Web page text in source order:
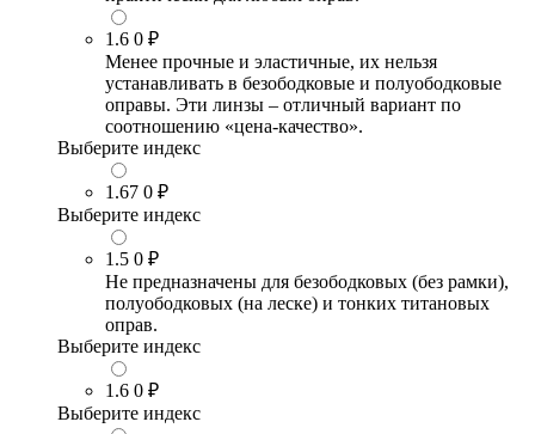
1.6 0 ₽
Менее прочные и эластичные, их нельзя
устанавливать в безободковые и полуободковые
оправы. Эти линзы – отличный вариант по
соотношению «цена-качество».
Выберите индекс
1.67 0 ₽
Выберите индекс
1.5 0 ₽
Не предназначены для безободковых (без рамки),
полуободковых (на леске) и тонких титановых
оправ.
Выберите индекс
1.6 0 ₽
Выберите индекс